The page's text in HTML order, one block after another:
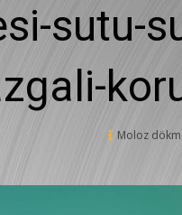
sutu-
Posted
12 Şubat
Moloz